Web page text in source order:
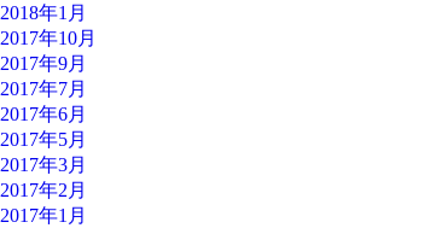
2018年1月
2017年10月
2017年9月
2017年7月
2017年6月
2017年5月
2017年3月
2017年2月
2017年1月